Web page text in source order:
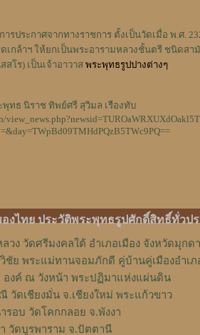
รประกาศจากทางราชการ ตั้งเป็นวัดเมื่อ พ.ศ.
เกล้าฯ ให้ยกเป็นพระอารามหลวงชั้นตรี ชนิดสา
สโร) เป็นเจ้าอาวาส พระพุทธรูปปางต่างๆ
ทธ นิราช ทิพย์ศรี สุวิมล เรืองทับ
ไทย ประวัติพระพุทธรูปศักดิ์สิทธิ์ทั่วปร
วง วัดศรีมงคลใต้ อำเภอเมือง จังหวัดมุกด
ชัย พระแม่ทานจอมภักดี คู่บ้านคู่เมืองอำเ
งค์ ณ วังหน้า พระปฏิมาแห่งแผ่นดิน
วัดเชียงมั่น จ.เชียงใหม่ พระแก้วขาว
รอบ วัดโคกกลอย จ.พังงา
วัดบูรพาราม จ.ปัตตานี